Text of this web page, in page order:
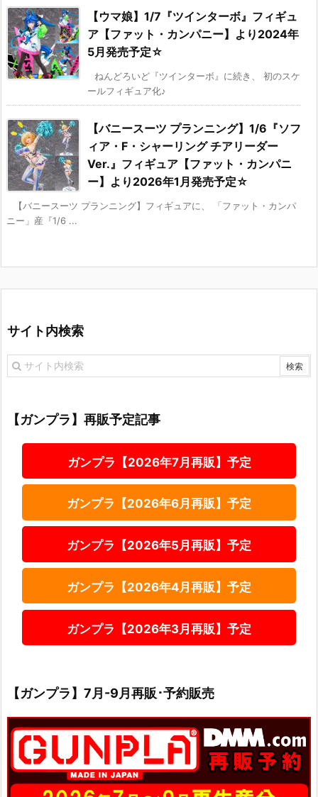
【ウマ娘】1/7『ツインターボ』フィギュ
ア【ファット・カンパニー】より2024年
5月発売予定☆
ねんどろいど『ツインターボ』に続き、 初のスケ
ールフィギュア化♪
【バニースーツ プランニング】1/6『ソフ
ィア・F・シャーリング チアリーダー
Ver.』フィギュア【ファット・カンパニ
ー】より2026年1月発売予定☆
【バニースーツ プランニング】フィギュアに、 「ファット・カンパ
ニー」産『1/6 ...
サイト内検索
【ガンプラ】再販予定記事
ガンプラ【2026年7月再販】予定
ガンプラ【2026年6月再販】予定
ガンプラ【2026年5月再販】予定
ガンプラ【2026年4月再販】予定
ガンプラ【2026年3月再販】予定
【ガンプラ】7月-9月再販･予約販売